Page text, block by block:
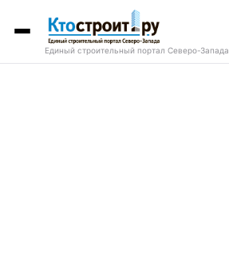
Единый строительный портал Северо-Запада